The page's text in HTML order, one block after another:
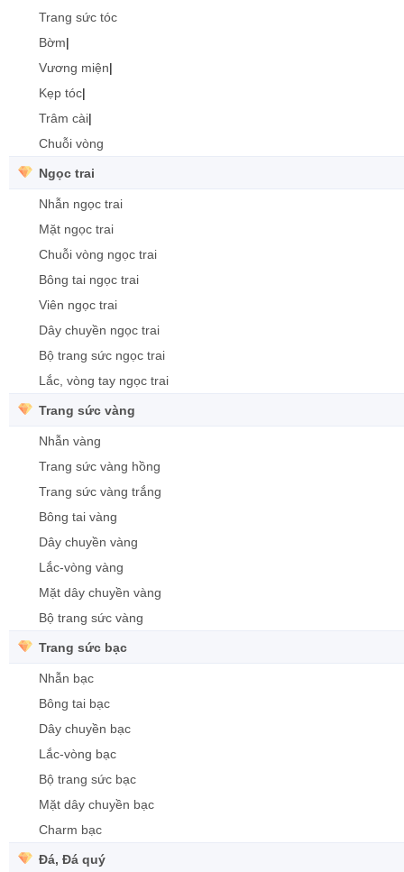
Trang sức tóc
Bờm|
Vương miện|
Kẹp tóc|
Trâm cài|
Chuỗi vòng
Ngọc trai
Nhẫn ngọc trai
Mặt ngọc trai
Chuỗi vòng ngọc trai
Bông tai ngọc trai
Viên ngọc trai
Dây chuyền ngọc trai
Bộ trang sức ngọc trai
Lắc, vòng tay ngọc trai
Trang sức vàng
Nhẫn vàng
Trang sức vàng hồng
Trang sức vàng trắng
Bông tai vàng
Dây chuyền vàng
Lắc-vòng vàng
Mặt dây chuyền vàng
Bộ trang sức vàng
Trang sức bạc
Nhẫn bạc
Bông tai bạc
Dây chuyền bạc
Lắc-vòng bạc
Bộ trang sức bạc
Mặt dây chuyền bạc
Charm bạc
Đá, Đá quý